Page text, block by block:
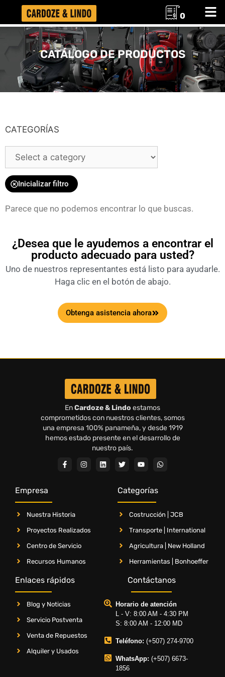
0
CATÁLOGO DE PRODUCTOS
CATEGORÍAS
Inicializar filtro
Parece que no podemos encontrar lo que buscas.
¿Desea que le ayudemos a encontrar el
producto adecuado para usted?
Uno de nuestros representantes está listo para ayudarle.
Haga clic en el botón de abajo.
Obtenga asistencia ahora
EnCardoze & Lindo estamos
comprometidos con nuestros clientes, somos
una empresa 100% panameña, y desde 1919
hemos estado presente en el desarrollo de
nuestro país.
Empresa
Nuestra Historia
Proyectos Realizados
Centro de Servicio
Recursos Humanos
Categorías
Costrucción | JCB
Transporte | International
Agricultura | New Holland
Herramientas | Bonhoeffer
Enlaces rápidos
Blog y Noticias
Servicio Postventa
Venta de Repuestos
Alquiler y Usados
Contáctanos
Horario de atención
L - V: 8:00 AM - 4:30 PM
S: 8:00 AM - 12:00 MD
Teléfono: (+507) 274-9700
WhatsApp: (+507) 6673-
1856